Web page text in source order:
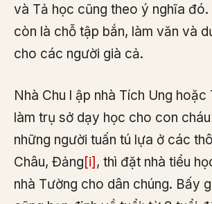
và Tả học cũng theo ý nghĩa đó.
còn là chỗ tập bắn, làm văn và
cho các người già cả.
Nhà Chu l ập nhà Tích Ung hoặc
làm trụ sở dạy học cho con
những người tuấn tú lựa ở các
Châu, Đảng[i] , thì đặt nhà tiểu
nhà Tường cho dân chúng. Bấy